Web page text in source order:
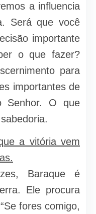
a influencia
Será que você
importante
o que fazer?
para
importantes de
Senhor. O que
a vitória vem
Baraque é
Ele procura
fores comigo,